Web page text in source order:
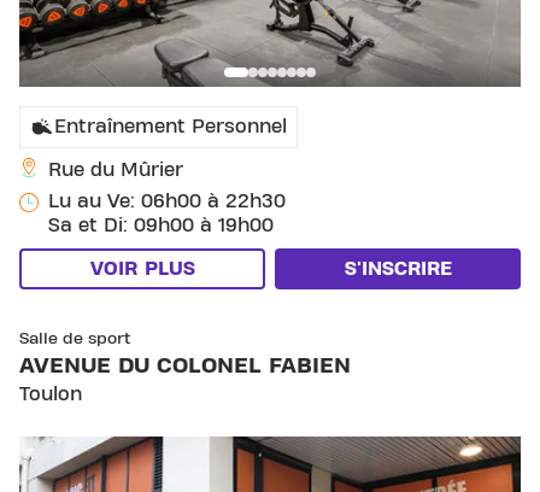
Entraînement Personnel
Rue du Mûrier
Lu au Ve: 06h00 à 22h30
Sa et Di: 09h00 à 19h00
VOIR PLUS S'INSCRIRE
Salle de sport
AVENUE DU COLONEL FABIEN
Toulon